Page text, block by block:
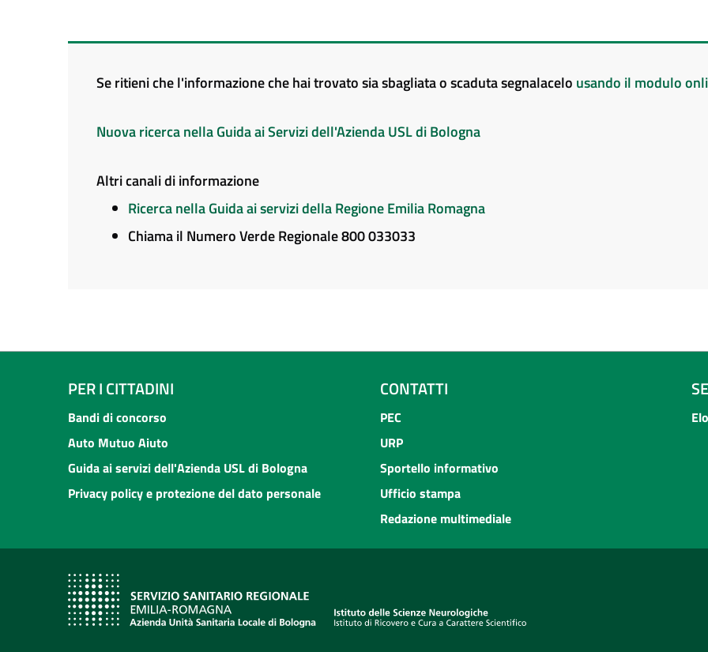
Se ritieni che l'informazione che hai trovato sia sbagliata o scaduta segnalacelo usando il modulo
Nuova ricerca nella Guida ai Servizi dell'Azienda USL di Bologna
Altri canali di informazione
Ricerca nella Guida ai servizi della Regione Emilia Romagna
Chiama il Numero Verde Regionale 800 033033
PER I CITTADINI
Bandi di concorso
Auto Mutuo Aiuto
Guida ai servizi dell'Azienda USL di Bologna
Privacy policy e protezione del dato personale
CONTATTI
PEC
URP
Sportello informativo
Ufficio stampa
Redazione multimediale